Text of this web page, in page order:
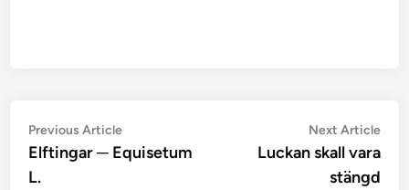
Post
navigation
Previous ArticlePrevious
article:
Elftingar ─ Equisetum
L.
Next Article
Luckan skall vara
stängd